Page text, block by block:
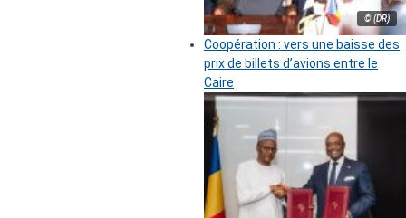
© (DR)
Coopération : vers une baisse des
prix de billets d’avions entre le
Caire